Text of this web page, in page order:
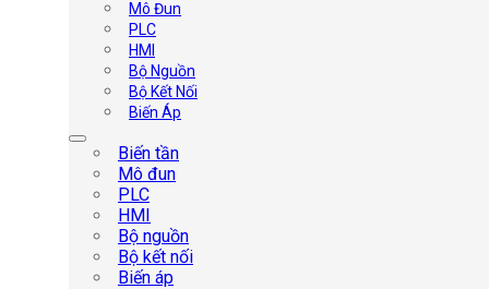
Mô Đun
PLC
HMI
Bộ Nguồn
Bộ Kết Nối
Biến Áp
Biến tần
Mô đun
PLC
HMI
Bộ nguồn
Bộ kết nối
Biến áp